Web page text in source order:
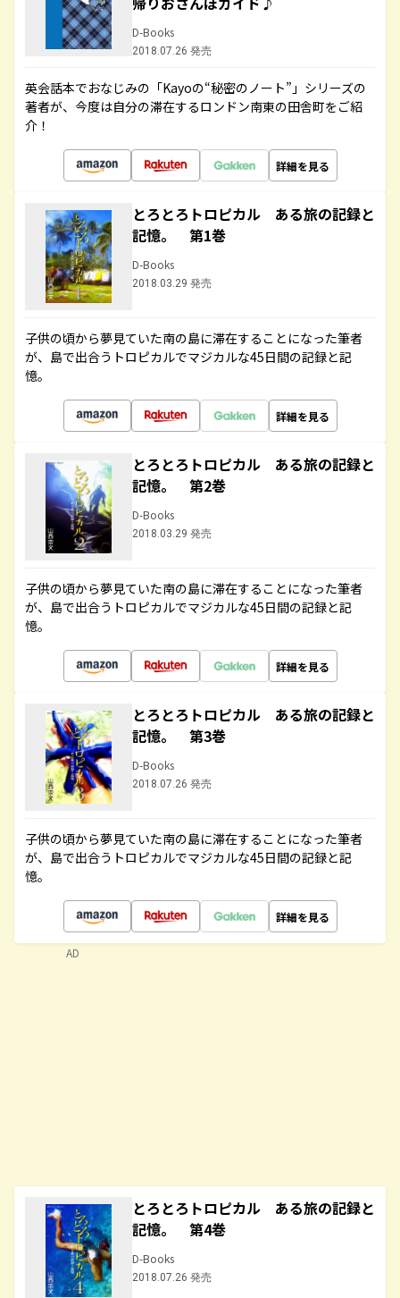
D-Books
2018.07.26 発売
英会話本でおなじみの「Kayoの“秘密のノート”」シリーズの
著者が、今度は自分の滞在するロンドン南東の田舎町をご紹
介！
詳細を見る
とろとろトロピカル ある旅の記録と
記憶。 第1巻
D-Books
2018.03.29 発売
子供の頃から夢見ていた南の島に滞在することになった筆者
が、島で出合うトロピカルでマジカルな45日間の記録と記
憶。
詳細を見る
とろとろトロピカル ある旅の記録と
記憶。 第2巻
D-Books
2018.03.29 発売
子供の頃から夢見ていた南の島に滞在することになった筆者
が、島で出合うトロピカルでマジカルな45日間の記録と記
憶。
詳細を見る
とろとろトロピカル ある旅の記録と
記憶。 第3巻
D-Books
2018.07.26 発売
子供の頃から夢見ていた南の島に滞在することになった筆者
が、島で出合うトロピカルでマジカルな45日間の記録と記
憶。
詳細を見る
とろとろトロピカル ある旅の記録と
記憶。 第4巻
D-Books
2018.07.26 発売
AD